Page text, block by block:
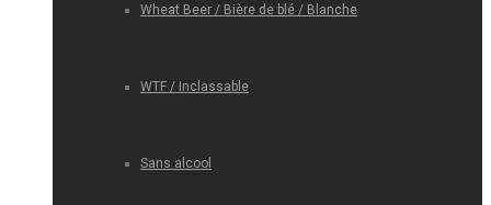
Wheat Beer / Bière de blé / Blanche
WTF / Inclassable
Sans alcool